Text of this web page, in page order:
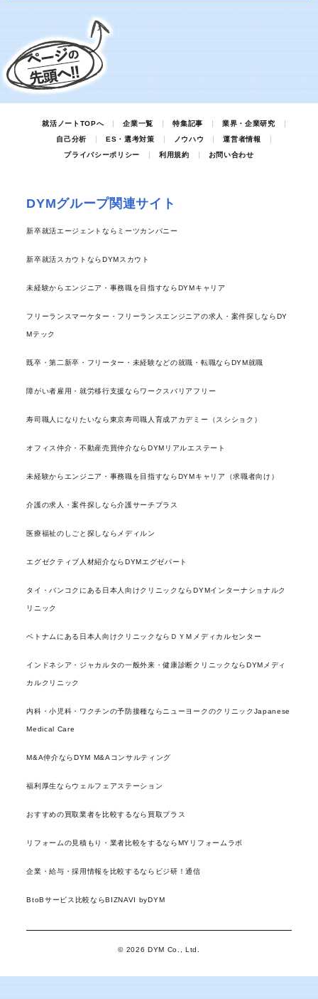
就活ノートTOPへ 企業一覧 特集記事
業界・企業研究
自己分析
ES・選考対策 ノウハウ
運営者情報
プライバシーポリシー
利用規約 お問い合わせ
DYMグループ関連サイト
新卒就活エージェントならミーツカンパニー
新卒就活スカウトならDYMスカウト
未経験からエンジニア・事務職を目指すならDYMキャリア
フリーランスマーケター・フリーランスエンジニアの求人・案件探しならDY
Mテック
既卒・第二新卒・フリーター・未経験などの就職・転職ならDYM就職
障がい者雇用・就労移行支援ならワークスバリアフリー
寿司職人になりたいなら東京寿司職人育成アカデミー（スシショク）
オフィス仲介・不動産売買仲介ならDYMリアルエステート
未経験からエンジニア・事務職を目指すならDYMキャリア（求職者向け）
介護の求人・案件探しなら介護サーチプラス
医療福祉のしごと探しならメディルン
エグゼクティブ人材紹介ならDYMエグゼパート
タイ・バンコクにある日本人向けクリニックならDYMインターナショナルク
リニック
ベトナムにある日本人向けクリニックならＤＹＭメディカルセンター
インドネシア・ジャカルタの一般外来・健康診断クリニックならDYMメディ
カルクリニック
内科・小児科・ワクチンの予防接種ならニューヨークのクリニックJapanese
Medical Care
M&A仲介ならDYM M&Aコンサルティング
福利厚生ならウェルフェアステーション
おすすめの買取業者を比較するなら買取プラス
リフォームの見積もり・業者比較をするならMYリフォームラボ
企業・給与・採用情報を比較するならビジ研！通信
BtoBサービス比較ならBIZNAVI byDYM
© 2026 DYM Co., Ltd.